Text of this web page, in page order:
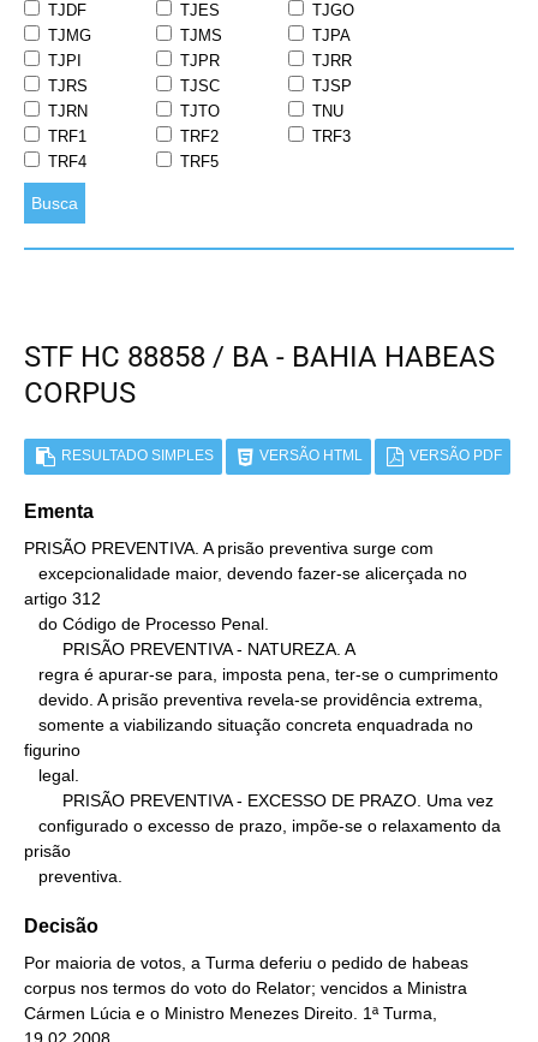
TJDF
TJES
TJGO
TJMG
TJMS
TJPA
TJPI
TJPR
TJRR
TJRS
TJSC
TJSP
TJRN
TJTO
TNU
TRF1
TRF2
TRF3
TRF4
TRF5
Busca
STF HC 88858 / BA - BAHIA HABEAS
CORPUS
RESULTADO SIMPLES VERSÃO HTML VERSÃO PDF
Ementa
PRISÃO PREVENTIVA. A prisão preventiva surge com
artigo 312
figurino
prisão
   preventiva.
Decisão
Por maioria de votos, a Turma deferiu o pedido de habeas
corpus nos termos do voto do Relator; vencidos a Ministra
Cármen Lúcia e o Ministro Menezes Direito. 1ª Turma,